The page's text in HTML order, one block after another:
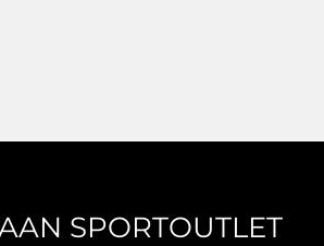
SPORTOUTLET